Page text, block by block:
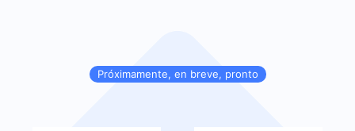
Próximamente, en breve, pronto